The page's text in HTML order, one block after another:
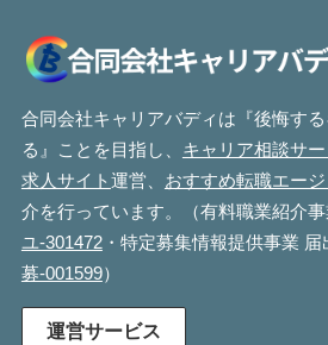
合同会社キャリアバディは『後悔す
る』ことを目指し、 キャリア相談サー
求人サイト運営、 おすすめ転職エージ
介を行っています。（有料職業紹介事
ユ-301472・特定募集情報提供事業 届
募-001599）
運営サービス